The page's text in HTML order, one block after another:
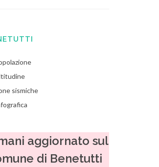
sismiche
aggiornato sul
di Benetutti